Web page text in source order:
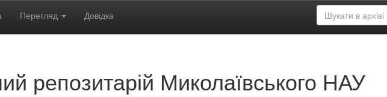
Перегляд Довідка
репозитарій Миколаївського НАУ